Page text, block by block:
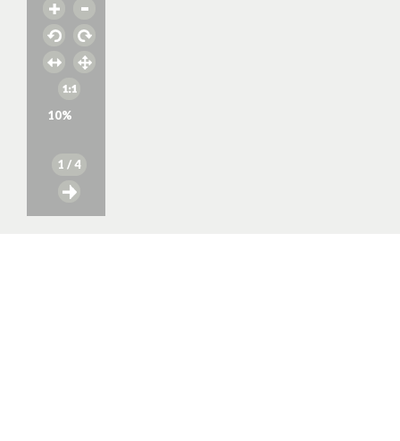
10%
1 / 4